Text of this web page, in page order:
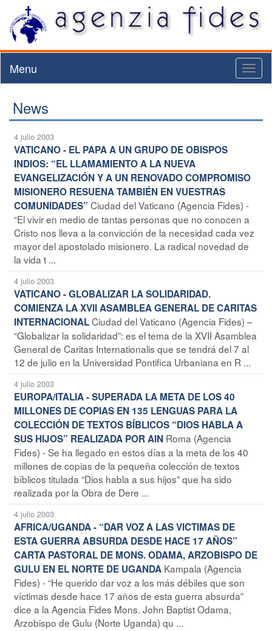
Menu
News
4 julio 2003
VATICANO - EL PAPA A UN GRUPO DE OBISPOS
INDIOS: “EL LLAMAMIENTO A LA NUEVA
EVANGELIZACIÓN Y A UN RENOVADO COMPROMISO
MISIONERO RESUENA TAMBIÉN EN VUESTRAS
COMUNIDADES” Ciudad del Vaticano (Agencia Fides) -
“El vivir en medio de tantas personas que no conocen a
Cristo nos lleva a la convicción de la necesidad cada vez
mayor del apostolado misionero. La radical novedad de
la vida t ...
4 julio 2003
VATICANO - GLOBALIZAR LA SOLIDARIDAD.
COMIENZA LA XVII ASAMBLEA GENERAL DE CARITAS
INTERNACIONALCiudad del Vaticano (Agencia Fides) –
“Globalizar la solidaridad”: es el tema de la XVII Asamblea
General de Caritas Internationalis que se tendrá del 7 al
12 de julio en la Universidad Pontifica Urbaniana en R ...
4 julio 2003
EUROPA/ITALIA - SUPERADA LA META DE LOS 40
MILLONES DE COPIAS EN 135 LENGUAS PARA LA
COLECCIÓN DE TEXTOS BÍBLICOS “DIOS HABLA A
SUS HIJOS” REALIZADA POR AIN Roma (Agencia
Fides) - Se ha llegado en estos días a la meta de los 40
millones de copias de la pequeña colección de textos
bíblicos titulada “Dios habla a sus hijos” que ha sido
realizada por la Obra de Dere ...
4 julio 2003
AFRICA/UGANDA - “DAR VOZ A LAS VICTIMAS DE
ESTA GUERRA ABSURDA DESDE HACE 17 AÑOS”
CARTA PASTORAL DE MONS. ODAMA, ARZOBISPO DE
GULU EN EL NORTE DE UGANDA Kampala (Agencia
Fides) - “He querido dar voz a los más débiles que son
víctimas desde hace 17 años de esta guerra absurda”
dice a la Agencia Fides Mons. John Baptist Odama,
Arzobispo de Gulu (Norte Uganda) qu ...